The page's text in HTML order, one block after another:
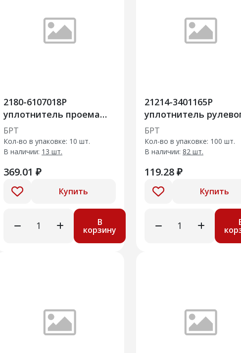
2180-6107018Р
уплотнитель проема
передней двери
БРТ
Кол-во в упаковке: 10 шт.
В наличии: 13 шт.
369.01 ₽
Купить
В
корзину
21214-3401165Р
уплотнитель
механизма
БРТ
Кол-во в упаковке: 100 шт.
В наличии: 82 шт.
119.28 ₽
Купить